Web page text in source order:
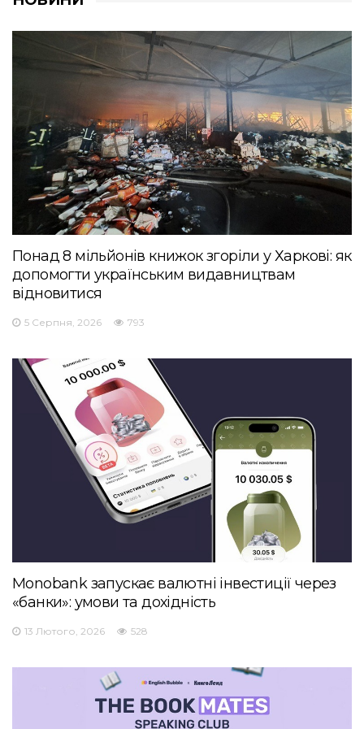
Понад 8 мільйонів книжок згоріли у Харкові: як
допомогти українським видавництвам
відновитися
5 Серпня, 2026 793
Monobank запускає валютні інвестиції через
«банки»: умови та дохідність
13 Лютого, 2026 528